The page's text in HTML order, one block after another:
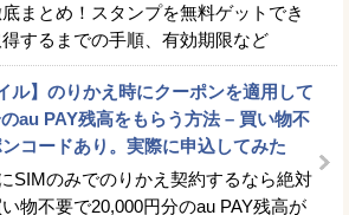
まとめ！スタンプを無料ゲットでき
するまでの手順、有効期限など
ル】のりかえ時にクーポンを適用して
au PAY残高をもらう方法 – 買い物不
コードあり。実際に申込してみた
SIMのみでのりかえ契約するなら絶対
物不要で20,000円分のau PAY残高が